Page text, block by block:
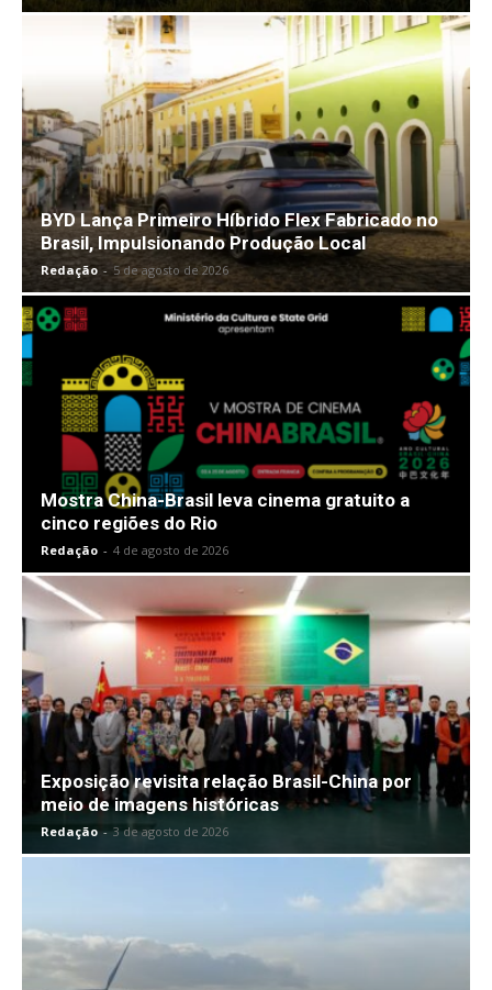
BYD Lança Primeiro Híbrido Flex Fabricado no
Brasil, Impulsionando Produção Local
Redação - 5 de agosto de 2026
Mostra China-Brasil leva cinema gratuito a
cinco regiões do Rio
Redação - 4 de agosto de 2026
Exposição revisita relação Brasil-China por
meio de imagens históricas
Redação - 3 de agosto de 2026